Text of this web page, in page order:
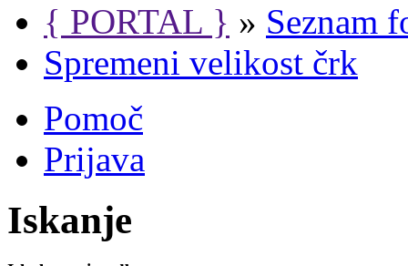
{ PORTAL } » Seznam
Spremeni velikost črk
Pomoč
Prijava
Iskanje